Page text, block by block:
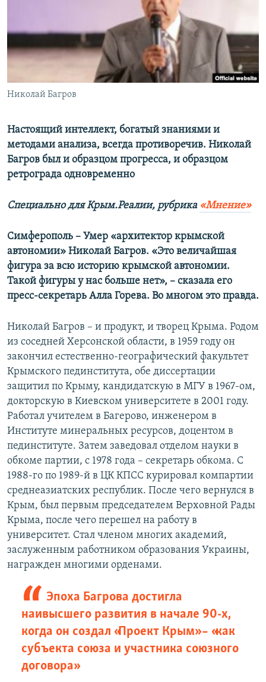
КРЫМ.НЕПОКОРЕННЫЙ
ELIFBE
УКРАИНСКАЯ ПРОБЛЕМА КРЫМА
Все сайты RFE/RL
Николай Багров
Настоящий интеллект, богатый знаниями и
методами анализа, всегда противоречив. Николай
Багров был и образцом прогресса, и образцом
ретрограда одновременно
Специально для Крым.Реалии, рубрика «Мнение»
Симферополь – Умер «архитектор крымской
автономии» Николай Багров. «Это величайшая
фигура за всю историю крымской автономии.
Такой фигуры у нас больше нет», – сказала его
пресс-секретарь Алла Горева. Во многом это правда.
Николай Багров – и продукт, и творец Крыма. Родом
из соседней Херсонской области, в 1959 году он
закончил естественно-географический факультет
Крымского пединститута, обе диссертации
защитил по Крыму, кандидатскую в МГУ в 1967-ом,
докторскую в Киевском университете в 2001 году.
Работал учителем в Багерово, инженером в
Институте минеральных ресурсов, доцентом в
пединституте. Затем заведовал отделом науки в
обкоме партии, с 1978 года – секретарь обкома. С
1988-го по 1989-й в ЦК КПСС курировал компартии
среднеазиатских республик. После чего вернулся в
Крым, был первым председателем Верховной Рады
Крыма, после чего перешел на работу в
университет. Стал членом многих академий,
заслуженным работником образования Украины,
награжден многими орденами.
Эпоха Багрова достигла
наивысшего развития в начале 90-х,
когда он создал «Проект Крым» – «как
субъекта союза и участника союзного
договора»